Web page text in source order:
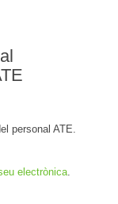
personal ATE.
electrònica.